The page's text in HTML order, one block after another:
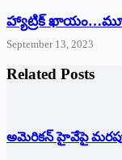
హ్యాట్రిక్‌
September 13, 2023
Related Posts
అమెరికన్ హైవేపై